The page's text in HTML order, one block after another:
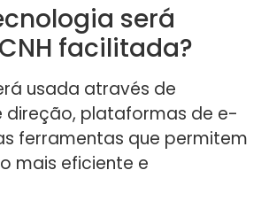
será
facilitada?
usada através de
direção, plataformas de e-
ferramentas que permitem
mais eficiente e